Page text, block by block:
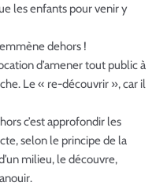
les enfants pour venir y
dehors !
d’amener tout public à
Le « re-découvrir », car il
c’est approfondir les
selon le principe de la
milieu, le découvre,